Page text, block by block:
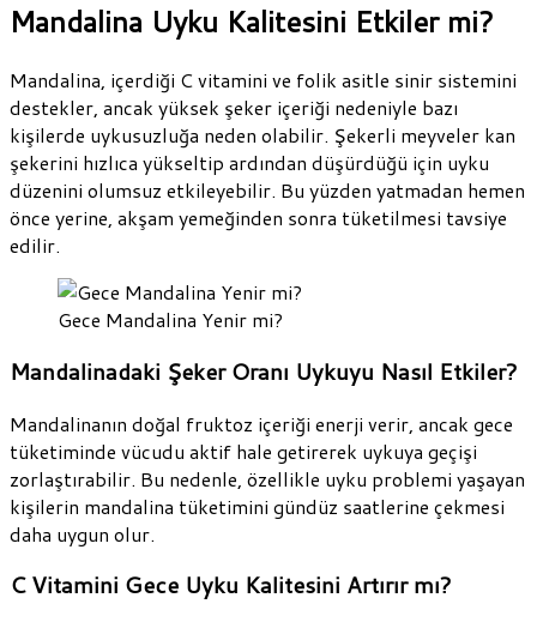
Mandalina Uyku Kalitesini Etkiler mi?
Mandalina, içerdiği C vitamini ve folik asitle sinir sistemini
destekler, ancak yüksek şeker içeriği nedeniyle bazı
kişilerde uykusuzluğa neden olabilir. Şekerli meyveler kan
şekerini hızlıca yükseltip ardından düşürdüğü için uyku
düzenini olumsuz etkileyebilir. Bu yüzden yatmadan hemen
önce yerine, akşam yemeğinden sonra tüketilmesi tavsiye
edilir.
Gece Mandalina Yenir mi?
Mandalinadaki Şeker Oranı Uykuyu Nasıl Etkiler?
Mandalinanın doğal fruktoz içeriği enerji verir, ancak gece
tüketiminde vücudu aktif hale getirerek uykuya geçişi
zorlaştırabilir. Bu nedenle, özellikle uyku problemi yaşayan
kişilerin mandalina tüketimini gündüz saatlerine çekmesi
daha uygun olur.
C Vitamini Gece Uyku Kalitesini Artırır mı?